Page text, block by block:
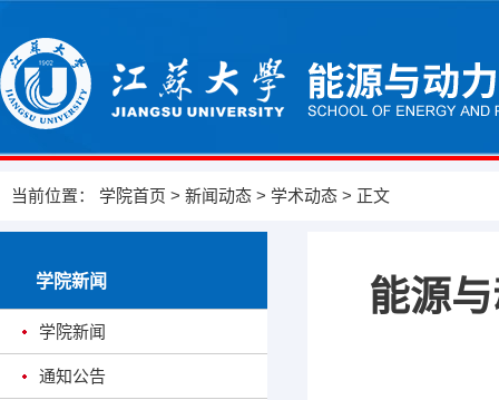
当前位置： 学院首页 > 新闻动态 > 学术动态 > 正文
学院新闻
学院新闻
通知公告
能源